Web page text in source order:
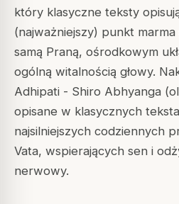
który klasyczne teksty
(najważniejszy) punkt marma
samą Praną, ośrodkowym
ogólną witalnością głowy.
Adhipati - Shiro Abhyanga
opisane w klasycznych
najsilniejszych codziennych
Vata, wspierających sen i
nerwowy.